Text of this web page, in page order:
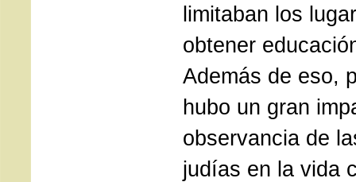
limitaban los
obtener
Además de eso,
hubo un gran
observancia de
judías en la vida